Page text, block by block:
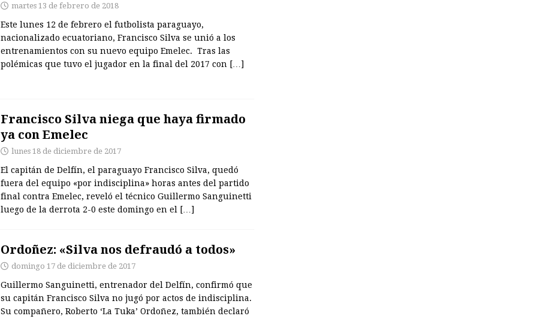
martes 13 de febrero de 2018
Este lunes 12 de febrero el futbolista paraguayo,
nacionalizado ecuatoriano, Francisco Silva se unió a los
entrenamientos con su nuevo equipo Emelec. Tras las
polémicas que tuvo el jugador en la final del 2017 con […]
Francisco Silva niega que haya firmado
ya con Emelec
lunes 18 de diciembre de 2017
El capitán de Delfín, el paraguayo Francisco Silva, quedó
fuera del equipo «por indisciplina» horas antes del partido
final contra Emelec, reveló el técnico Guillermo Sanguinetti
luego de la derrota 2-0 este domingo en el […]
Ordoñez: «Silva nos defraudó a todos»
domingo 17 de diciembre de 2017
Guillermo Sanguinetti, entrenador del Delfín, confirmó que
su capitán Francisco Silva no jugó por actos de indisciplina.
Su compañero, Roberto ‘La Tuka’ Ordoñez, también declaró